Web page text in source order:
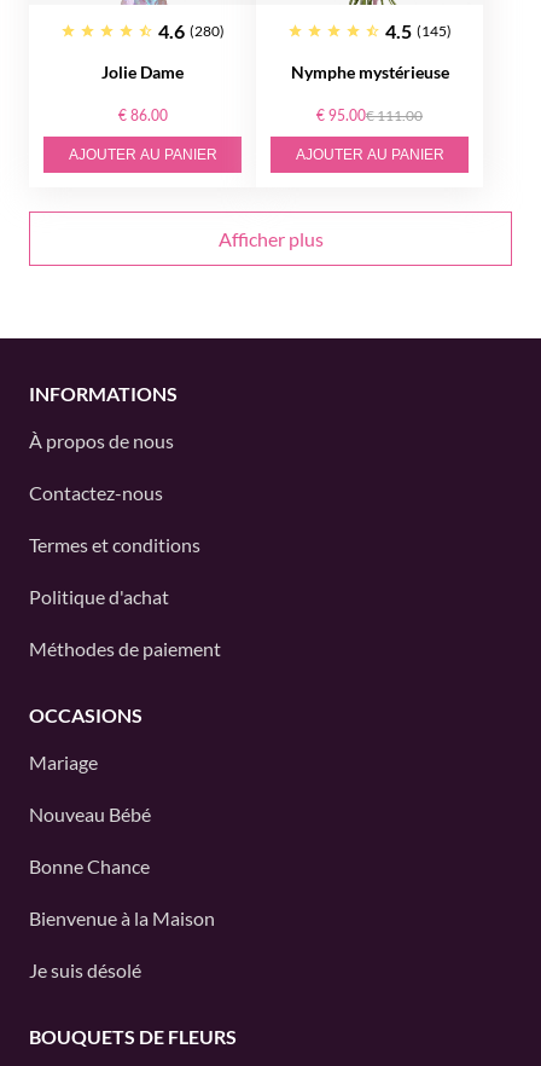
4.6 (280)
Jolie Dame
€ 86.00
AJOUTER AU PANIER
4.5 (145)
Nymphe mystérieuse
€ 95.00€ 111.00
AJOUTER AU PANIER
Afficher plus
INFORMATIONS
À propos de nous
Contactez-nous
Termes et conditions
Politique d'achat
Méthodes de paiement
OCCASIONS
Mariage
Nouveau Bébé
Bonne Chance
Bienvenue à la Maison
Je suis désolé
BOUQUETS DE FLEURS